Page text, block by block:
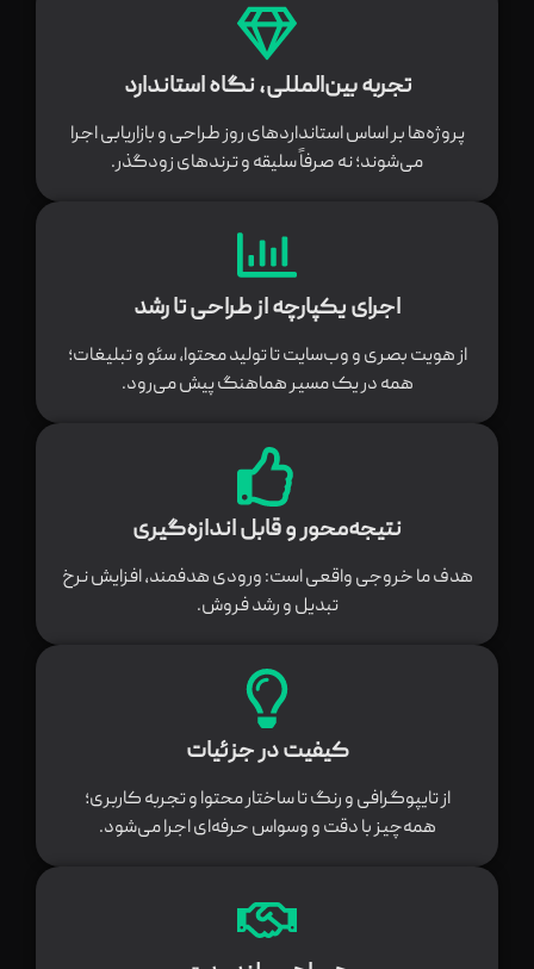
تجربه بین‌المللی، نگاه استاندارد
پروژه‌ها بر اساس استانداردهای روز طراحی و بازاریابی اجرا
می‌شوند؛ نه صرفاً سلیقه و ترندهای زودگذر.
اجرای یکپارچه از طراحی تا رشد
از هویت بصری و وب‌سایت تا تولید محتوا، سئو و تبلیغات؛
همه در یک مسیر هماهنگ پیش می‌رود.
نتیجه‌محور و قابل اندازه‌گیری
هدف ما خروجی واقعی است: ورودی هدفمند، افزایش نرخ
تبدیل و رشد فروش.
کیفیت در جزئیات
از تایپوگرافی و رنگ تا ساختار محتوا و تجربه کاربری؛
همه‌چیز با دقت و وسواس حرفه‌ای اجرا می‌شود.